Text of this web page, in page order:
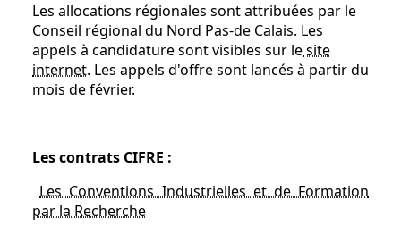
Les allocations régionales sont attribuées par le
Conseil régional du Nord Pas-de Calais. Les
appels à candidature sont visibles sur lesite
internet. Les appels d'offre sont lancés à partir du
mois de février.
Les contrats CIFRE :
Les Conventions Industrielles et de Formation
par la Recherche